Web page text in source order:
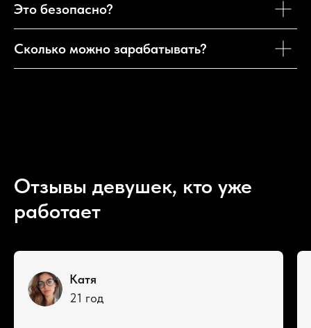
Это безопасно?
Сколько можно зарабатывать?
Отзывы девушек, кто уже
работает
Катя
21 год